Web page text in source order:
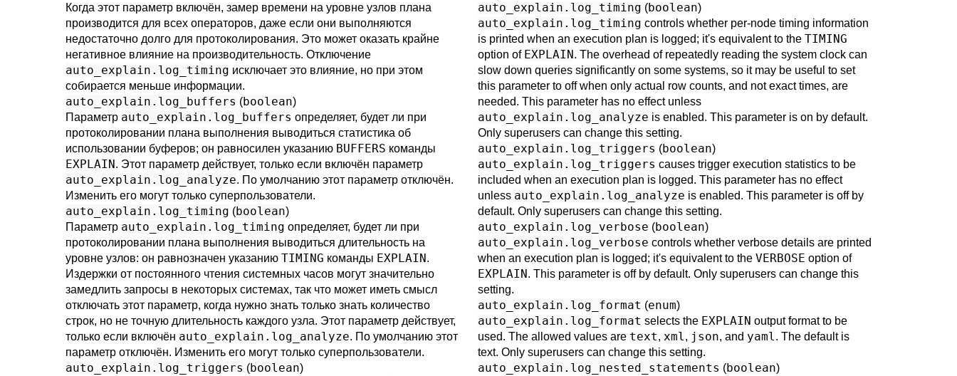
Когда этот параметр включён, замер времени на уровне узлов плана
производится для всех операторов, даже если они выполняются
недостаточно долго для протоколирования. Это может оказать крайне
негативное влияние на производительность. Отключение
auto_explain.log_timing исключает это влияние, но при этом
собирается меньше информации.
auto_explain.log_buffers (boolean)
Параметр auto_explain.log_buffers определяет, будет ли при
протоколировании плана выполнения выводиться статистика об
использовании буферов; он равносилен указанию BUFFERS команды
EXPLAIN. Этот параметр действует, только если включён параметр
auto_explain.log_analyze. По умолчанию этот параметр отключён.
Изменить его могут только суперпользователи.
auto_explain.log_timing (boolean)
Параметр auto_explain.log_timing определяет, будет ли при
протоколировании плана выполнения выводиться длительность на
уровне узлов: он равнозначен указанию TIMING команды EXPLAIN.
Издержки от постоянного чтения системных часов могут значительно
замедлить запросы в некоторых системах, так что может иметь смысл
отключать этот параметр, когда нужно знать только знать количество
строк, но не точную длительность каждого узла. Этот параметр действует,
только если включён auto_explain.log_analyze. По умолчанию этот
параметр отключён. Изменить его могут только суперпользователи.
auto_explain.log_triggers (boolean)
auto_explain.log_timing (boolean)
auto_explain.log_timing controls whether per-node timing information
is printed when an execution plan is logged; it's equivalent to the TIMING
option of EXPLAIN. The overhead of repeatedly reading the system clock can
slow down queries significantly on some systems, so it may be useful to set
this parameter to off when only actual row counts, and not exact times, are
needed. This parameter has no effect unless
auto_explain.log_analyze is enabled. This parameter is on by default.
Only superusers can change this setting.
auto_explain.log_triggers (boolean)
auto_explain.log_triggers causes trigger execution statistics to be
included when an execution plan is logged. This parameter has no effect
unless auto_explain.log_analyze is enabled. This parameter is off by
default. Only superusers can change this setting.
auto_explain.log_verbose (boolean)
auto_explain.log_verbose controls whether verbose details are printed
when an execution plan is logged; it's equivalent to the VERBOSE option of
EXPLAIN. This parameter is off by default. Only superusers can change this
setting.
auto_explain.log_format (enum)
auto_explain.log_format selects the EXPLAIN output format to be
used. The allowed values are text, xml, json, and yaml. The default is
text. Only superusers can change this setting.
auto_explain.log_nested_statements (boolean)